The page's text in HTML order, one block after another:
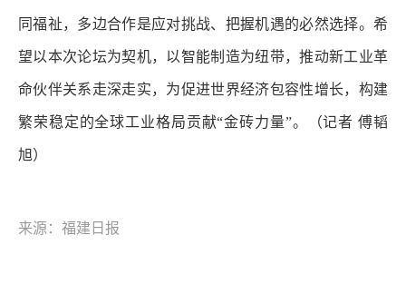
同福祉，多边合作是应对挑战、把握机遇的必然选择。希
望以本次论坛为契机，以智能制造为纽带，推动新工业革
命伙伴关系走深走实，为促进世界经济包容性增长，构建
繁荣稳定的全球工业格局贡献“金砖力量”。（记者 傅韬
旭）
来源：福建日报